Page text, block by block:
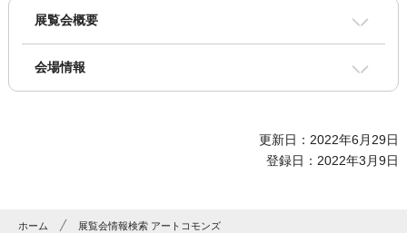
展覧会概要
会場情報
更新日：2022年6月29日
登録日：2022年3月9日
ホーム
展覧会情報検索 アートコモンズ